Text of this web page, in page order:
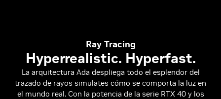
Ray Tracing
Hyperrealistic. Hyperfast.
La arquitectura Ada despliega todo el esplendor del
trazado de rayos simulates cómo se comporta la luz en
el mundo real. Con la potencia de la serie RTX 40 y los